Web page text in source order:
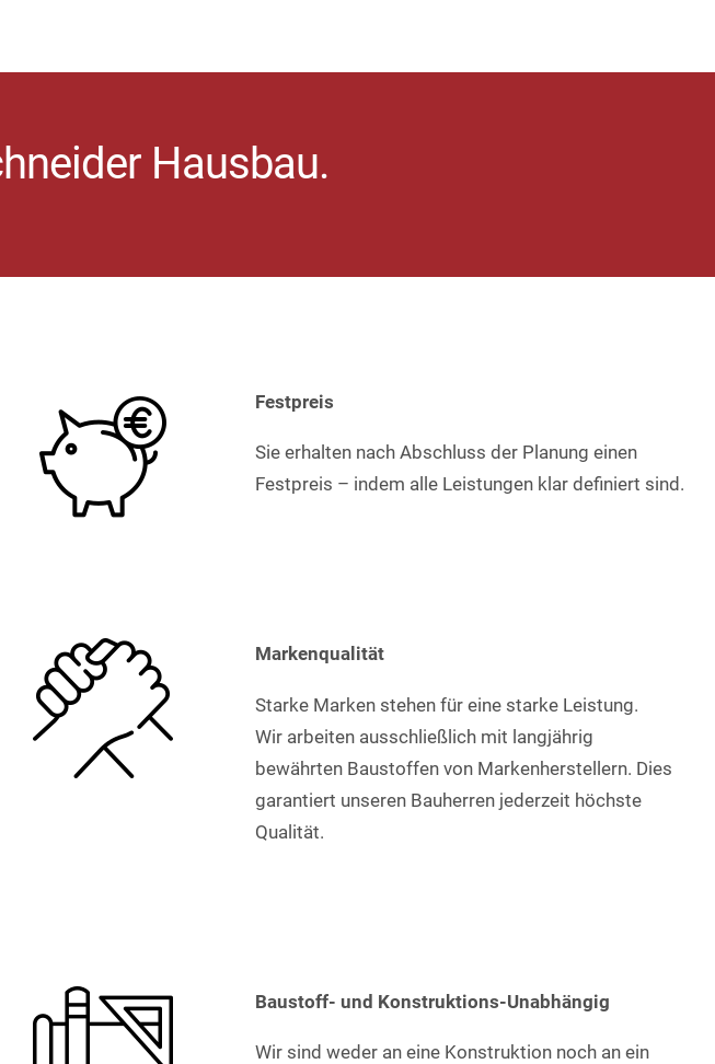
Hausbau.
Festpreis
Sie erhalten nach Abschluss der Planung einen
Festpreis – indem alle Leistungen klar definiert sind.
Markenqualität
Starke Marken stehen für eine starke Leistung.
Wir arbeiten ausschließlich mit langjährig
bewährten Baustoffen von Markenherstellern. Dies
garantiert unseren Bauherren jederzeit höchste
Qualität.
Baustoff- und Konstruktions-Unabhängig
Wir sind weder an eine Konstruktion noch an ein